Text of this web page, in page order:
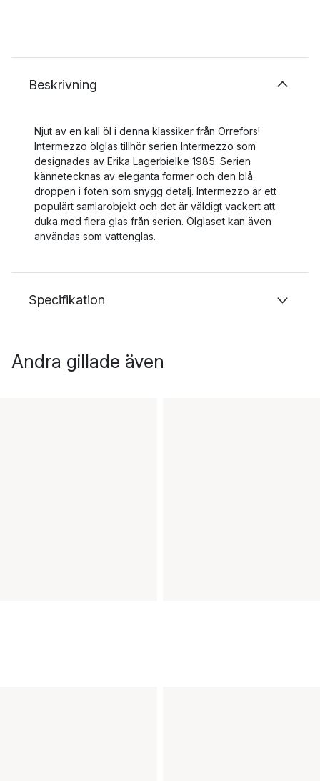
Beskrivning
Njut av en kall öl i denna klassiker från Orrefors!
Intermezzo ölglas tillhör serien Intermezzo som
designades av Erika Lagerbielke 1985. Serien
kännetecknas av eleganta former och den blå
droppen i foten som snygg detalj. Intermezzo är ett
populärt samlarobjekt och det är väldigt vackert att
duka med flera glas från serien. Ölglaset kan även
användas som vattenglas.
Specifikation
Andra gillade även